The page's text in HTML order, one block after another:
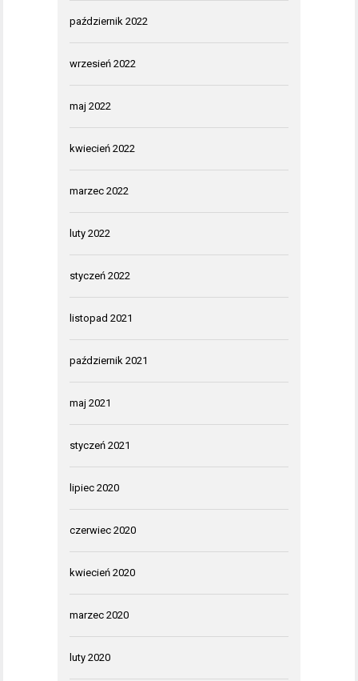
październik 2022
wrzesień 2022
maj 2022
kwiecień 2022
marzec 2022
luty 2022
styczeń 2022
listopad 2021
październik 2021
maj 2021
styczeń 2021
lipiec 2020
czerwiec 2020
kwiecień 2020
marzec 2020
luty 2020